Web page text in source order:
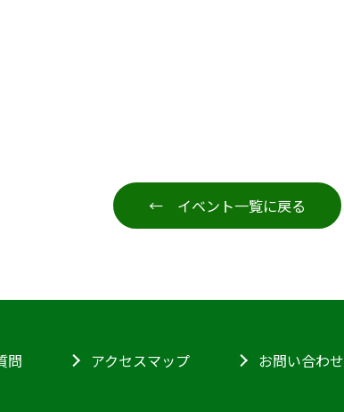
← イベント一覧に戻る
問 アクセスマップ お問い合わせ